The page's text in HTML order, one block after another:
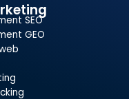
SEO
GEO